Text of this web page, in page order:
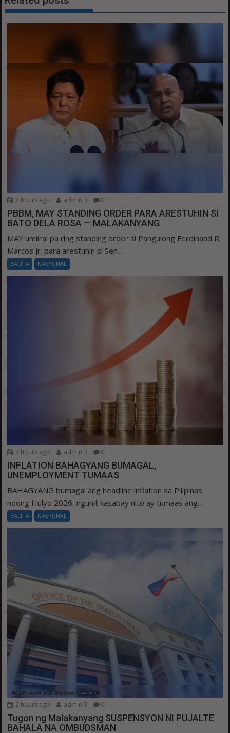
2 hours ago admin 3 0
PBBM, MAY STANDING ORDER PARA ARESTUHIN SI
BATO DELA ROSA — MALAKANYANG
MAY umiiral pa ring standing order si Pangulong Ferdinand R.
Marcos Jr. para arestuhin si Sen....
BALITA NASYUNAL
2 hours ago admin 3 0
INFLATION BAHAGYANG BUMAGAL,
UNEMPLOYMENT TUMAAS
BAHAGYANG bumagal ang headline inflation sa Pilipinas
noong Hulyo 2026, ngunit kasabay nito ay tumaas ang...
BALITA NASYUNAL
2 hours ago admin 3 0
Tugon ng Malakanyang SUSPENSYON NI PUJALTE
BAHALA NA OMBUDSMAN